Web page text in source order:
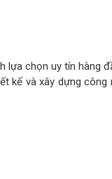
lựa chọn uy tín hàng
kế và xây dựng công